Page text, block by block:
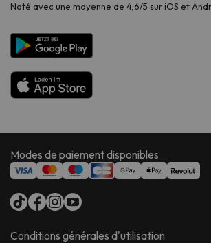
Noté avec une moyenne de 4,6/5 sur iOS et
Modes de paiement disponibles
Conditions générales d'utilisation